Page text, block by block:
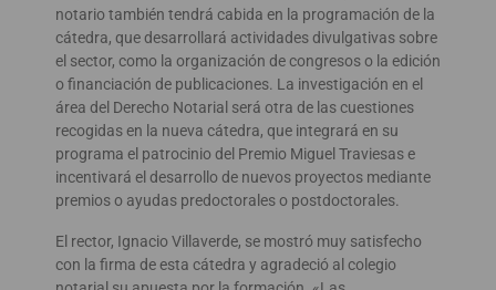
notario también tendrá cabida en la programación de la
cátedra, que desarrollará actividades divulgativas sobre
el sector, como la organización de congresos o la edición
o financiación de publicaciones. La investigación en el
área del Derecho Notarial será otra de las cuestiones
recogidas en la nueva cátedra, que integrará en su
programa el patrocinio del Premio Miguel Traviesas e
incentivará el desarrollo de nuevos proyectos mediante
premios o ayudas predoctorales o postdoctorales.
El rector, Ignacio Villaverde, se mostró muy satisfecho
con la firma de esta cátedra y agradeció al colegio